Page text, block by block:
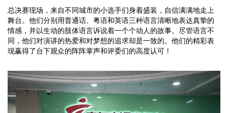
总决赛现场，来自不同城市的小选手们身着盛装，自信满满地走上
舞台。他们分别用普通话、粤语和英语三种语言清晰地表达真挚的
情感，并以生动的肢体语言诉说着一个个动人的故事。尽管语言不
同，他们对演讲的热爱和对梦想的追求却是一致的。他们的精彩表
现赢得了台下观众的阵阵掌声和评委们的高度认可！